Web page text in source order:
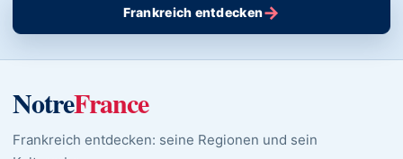
Frankreich entdecken→
NotreFrance
Frankreich entdecken: seine Regionen und sein